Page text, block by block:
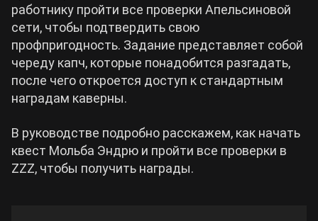
Wuthering Waves
Roblox
Cyberpunk 2077
работнику пройти все проверки Апельсиновой
сети, чтобы подтвердить свою
профпригодность. Задание представляет собой
череду капч, которые понадобится разгадать,
после чего откроется доступ к стандартным
наградам каверны.
В руководстве подробно расскажем, как начать
квест Мольба Эндрю и пройти все проверки в
ZZZ, чтобы получить награды.